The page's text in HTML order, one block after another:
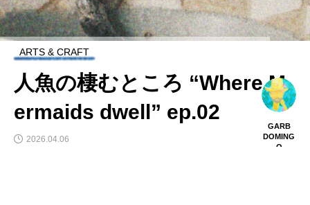
ARTS & CRAFT
人魚の棲むところ “Where M
ermaids dwell” ep.02
2026.04.06
GARB
DOMING
O
Erosion “SEA LINE,LAND LI
NE”
Shell ginger 沖縄らしい香
りの正体
岩田智子 陶展 “マレの庭に
て”
O’Tru no Trus Solo Exhibitio
n 2025 [ CURRENT/03]